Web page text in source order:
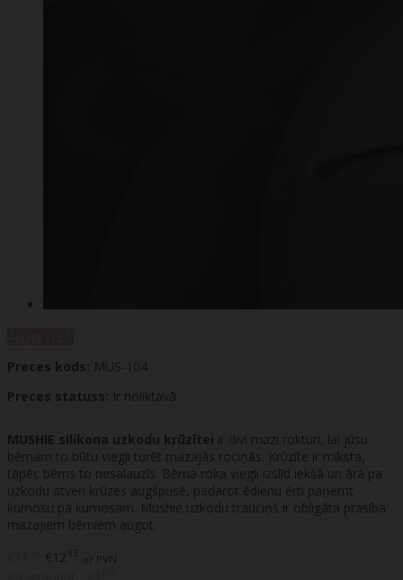
Preces kods: MUS-104
Preces statuss: Ir noliktavā
MUSHIE silikona uzkodu krūzītei ir divi mazi rokturi, lai jūsu
bērnam to būtu viegli turēt mazajās rociņās. Krūzīte ir mīksta,
tāpēc bērns to nesalauzīs. Bērna roka viegli izslīd iekšā un ārā pa
uzkodu atveri krūzes augšpusē, padarot ēdienu ērti paņemt
kumosu pa kumosam. Mushie uzkodu trauciņš ir obligāta prasība
mazajiem bērniem augot.
€1295 ar PVN